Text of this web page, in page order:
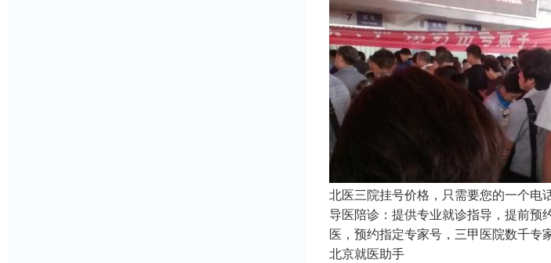
北医三院挂号价格，只需要您的一个电
导医陪诊：提供专业就诊指导，提前
医，预约指定专家号，三甲医院数千
北京就医助手